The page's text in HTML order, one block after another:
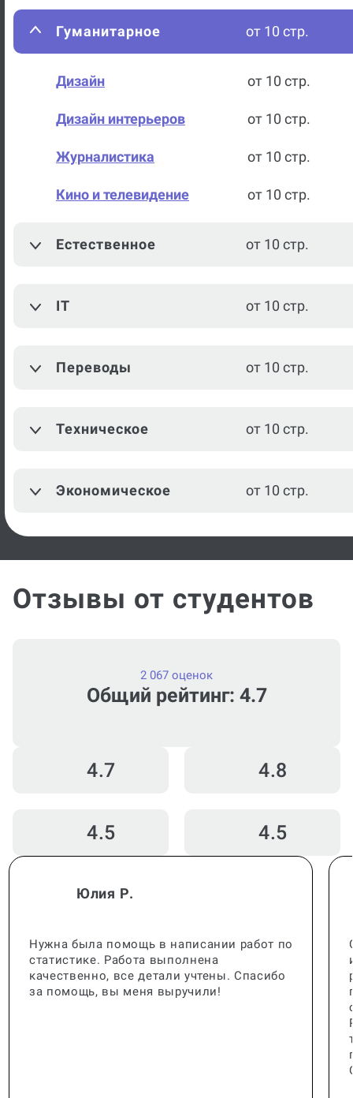
Гуманитарное от 10 стр.
Дизайн от 10 стр.
Дизайн интерьеров от 10 стр.
Журналистика от 10 стр.
Кино и телевидение от 10 стр.
редактирование
от 10 стр.
Межкультурная
от 10 стр.
Музыка от 10 стр.
Естественное от 10 стр.
IT от 10 стр.
Переводы от 10 стр.
Техническое от 10 стр.
Экономическое от 10 стр.
Отзывы от студентов
Общий рейтинг: 4.7
2 067 оценок
4.7 4.8
4.5 4.5
Юлия Р.
Нужна была помощь в написании работ по
статистике. Работа выполнена
качественно, все детали учтены. Спасибо
за помощь, вы меня выручили!